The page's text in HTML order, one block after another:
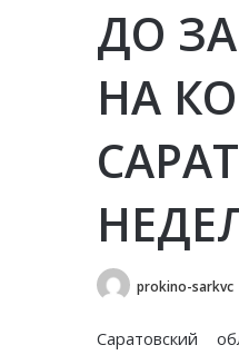
ДО
НА
prokino-sarkvc
Саратовский